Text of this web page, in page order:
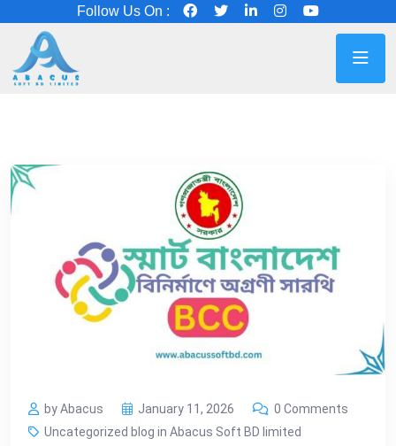
Follow Us On :
by Abacus January 11, 2026
0 Comments
Uncategorized blog in Abacus Soft BD limited